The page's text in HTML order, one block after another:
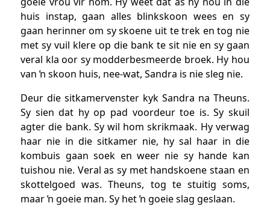
huis instap, gaan alles blinkskoon wees en sy
gaan herinner om sy skoene uit te trek en tog nie
met sy vuil klere op die bank te sit nie en sy gaan
veral kla oor sy modderbesmeerde broek. Hy hou
van ŉ skoon huis, nee-wat, Sandra is nie sleg nie.
Deur die sitkamervenster kyk Sandra na Theuns.
Sy sien dat hy op pad voordeur toe is. Sy skuil
agter die bank. Sy wil hom skrikmaak. Hy verwag
haar nie in die sitkamer nie, hy sal haar in die
kombuis gaan soek en weer nie sy hande kan
tuishou nie. Veral as sy met handskoene staan en
skottelgoed was. Theuns, tog te stuitig soms,
maar ŉ goeie man. Sy het ŉ goeie slag geslaan.